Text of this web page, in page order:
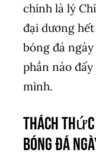
chính là lý
đại dương
bóng đá
phần nào
mình.
Thách
bóng đá